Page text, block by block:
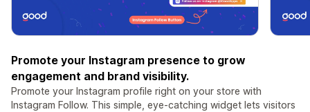
Promote your Instagram presence to grow
engagement and brand visibility.
Promote your Instagram profile right on your store with
Instagram Follow. This simple, eye-catching widget lets visitors